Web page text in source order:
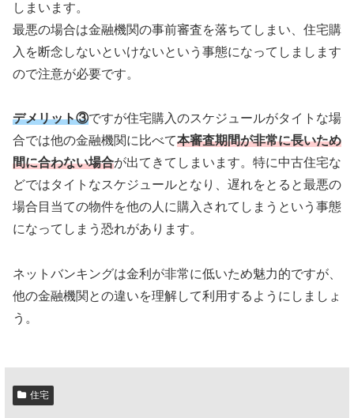
しまいます。
最悪の場合は金融機関の事前審査を落ちてしまい、住宅購
入を断念しないといけないという事態になってしまします
ので注意が必要です。
デメリット③ですが住宅購入のスケジュールがタイトな場
合では他の金融機関に比べて本審査期間が非常に長いため
間に合わない場合が出てきてしまいます。特に中古住宅な
どではタイトなスケジュールとなり、遅れをとると最悪の
場合目当ての物件を他の人に購入されてしまうという事態
になってしまう恐れがあります。
ネットバンキングは金利が非常に低いため魅力的ですが、
他の金融機関との違いを理解して利用するようにしましょ
う。
住宅